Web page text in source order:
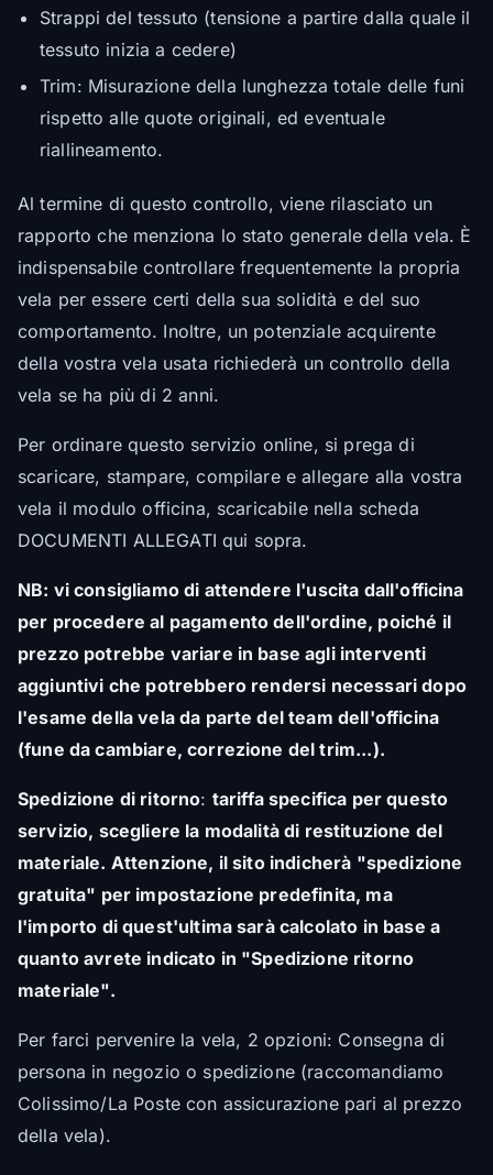
Strappi del tessuto (tensione a partire dalla quale il
tessuto inizia a cedere)
Trim: Misurazione della lunghezza totale delle funi
rispetto alle quote originali, ed eventuale
riallineamento.
Al termine di questo controllo, viene rilasciato un
rapporto che menziona lo stato generale della vela. È
indispensabile controllare frequentemente la propria
vela per essere certi della sua solidità e del suo
comportamento. Inoltre, un potenziale acquirente
della vostra vela usata richiederà un controllo della
vela se ha più di 2 anni.
Per ordinare questo servizio online, si prega di
scaricare, stampare, compilare e allegare alla vostra
vela il modulo officina, scaricabile nella scheda
DOCUMENTI ALLEGATI qui sopra.
NB: vi consigliamo di attendere l'uscita dall'officina
per procedere al pagamento dell'ordine, poiché il
prezzo potrebbe variare in base agli interventi
aggiuntivi che potrebbero rendersi necessari dopo
l'esame della vela da parte del team dell'officina
(fune da cambiare, correzione del trim...).
Spedizione di ritorno: tariffa specifica per questo
servizio, scegliere la modalità di restituzione del
materiale. Attenzione, il sito indicherà "spedizione
gratuita" per impostazione predefinita, ma
l'importo di quest'ultima sarà calcolato in base a
quanto avrete indicato in "Spedizione ritorno
materiale".
Per farci pervenire la vela, 2 opzioni: Consegna di
persona in negozio o spedizione (raccomandiamo
Colissimo/La Poste con assicurazione pari al prezzo
della vela).